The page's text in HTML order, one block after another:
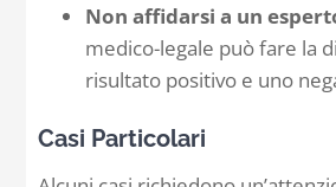
Non affidarsi a un
medico-legale può fare la
risultato positivo e uno
Casi Particolari